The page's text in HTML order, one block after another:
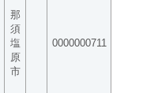
那
須
塩
原
市
0000000711